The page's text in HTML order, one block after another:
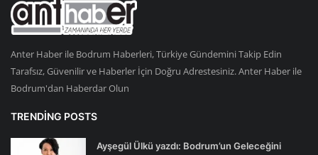
Anter Haber ile Bodrum Haberleri, Türkiye Gündemini Takip Edin
Tarafsız, Güvenilir ve Haberler İçin Doğru Adrestesiniz. Anter Haber ile
Bodrum'dan Haberdar Olun
TRENDING POSTS
Ayşegül Ülkü yazdı: Bodrum’un Geleceğini